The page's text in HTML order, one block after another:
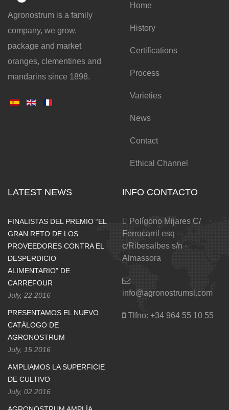
Agronostrum is a family
company, we grow,
package and market
oranges, clementines and
mandarins since 1898.
Home
History
Certifications
Process
Varieties
News
Contact
Ethical Channel
LATEST NEWS
FINALISTAS DEL PREMIO “EL
GRAN RETO DE LOS
PROVEEDORES CONTRA EL
DESPERDICIO
ALIMENTARIO” DE
CARREFOUR
July, 22 2016
PRESENTAMOS EL NUEVO
CATÁLOGO DE
AGRONOSTRUM
July, 15 2016
AMPLIAMOS LA SUPERFICIE
DE CULTIVO
July, 02 2016
INFO CONTACTO
Polígono Mijares C/
Ferrocarril esq
c/Ribesalbes s/n ·
Almassora
info@agronostrumsl.com
Tlfno: +34 964 55 10 55